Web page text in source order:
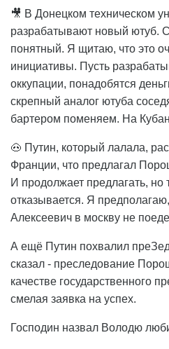
🎥 В Донецком техническом
разрабатывают новый ютуб.
понятный. Я щитаю, что это
инициативы. Пусть
оккупации, понадобятся
скрепный аналог ютуба
бартером поменяем. На
🐽 Путин, который лалала,
Франции, что предлагал
И продолжает предлагать, но
отказывается. Я
Алексеевич в москву не
А ещё Путин похвалил
сказал - преследование
качестве государственного
смелая заявка на успех.
Господин назвал Володю